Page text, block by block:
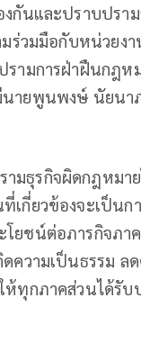
กันและปราบปร
มร่วมมือกับหน่วย
รามการฝ่าฝืนกฎ
นายพูนพงษ์ นัยน
มธุรกิจผิดกฎหม
เกี่ยวข้องจะเป็น
ยชน์ต่อภารกิจภา
วามเป็นธรรม ล
ห้ทุกภาคส่วนได้รั